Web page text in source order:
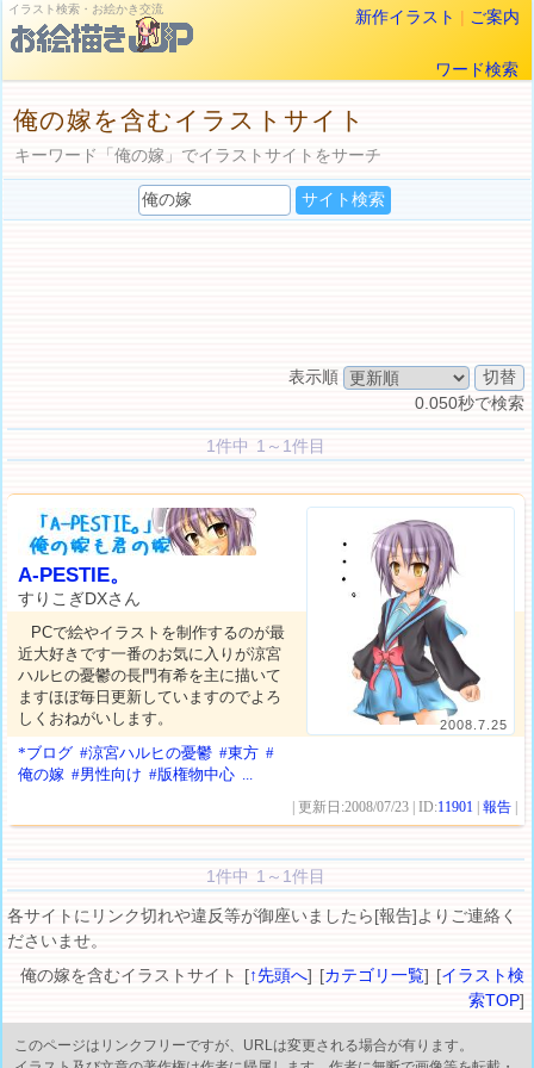
イラスト検索・お絵かき交流 新作イラスト | ご案内
ワード検索
俺の嫁を含むイラストサイト
キーワード「俺の嫁」でイラストサイトをサーチ
表示順
0.050秒で検索
1件中 1～1件目
2008.7.25
A-PESTIE。
すりこぎDXさん
PCで絵やイラストを制作するのが最
近大好きです一番のお気に入りが涼宮
ハルヒの憂鬱の長門有希を主に描いて
ますほぼ毎日更新していますのでよろ
しくおねがいします。
*ブログ #涼宮ハルヒの憂鬱 #東方 #
俺の嫁 #男性向け #版権物中心 ...
| 更新日:2008/07/23 | ID:11901 |報告
1件中 1～1件目
各サイトにリンク切れや違反等が御座いましたら[報告]よりご連絡く
ださいませ。
俺の嫁を含むイラストサイト [↑先頭へ] [カテゴリ一覧] [イラスト検
索TOP]
このページはリンクフリーですが、URLは変更される場合が有ります。